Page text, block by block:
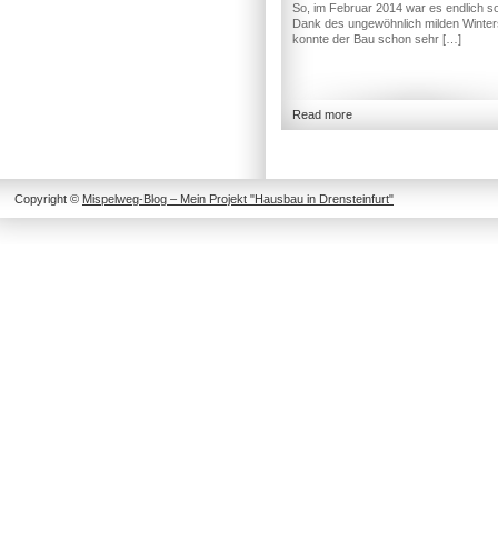
So, im Februar 2014 war es endlich
Dank des ungewöhnlich milden
konnte der Bau schon sehr […]
Read more
Copyright © Mispelweg-Blog – Mein Projekt "Hausbau in Drensteinfurt"